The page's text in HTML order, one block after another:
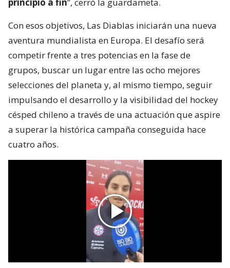
principio a fin”, cerró la guardameta.
Con esos objetivos, Las Diablas iniciarán una nueva
aventura mundialista en Europa. El desafío será
competir frente a tres potencias en la fase de
grupos, buscar un lugar entre las ocho mejores
selecciones del planeta y, al mismo tiempo, seguir
impulsando el desarrollo y la visibilidad del hockey
césped chileno a través de una actuación que aspire
a superar la histórica campaña conseguida hace
cuatro años.